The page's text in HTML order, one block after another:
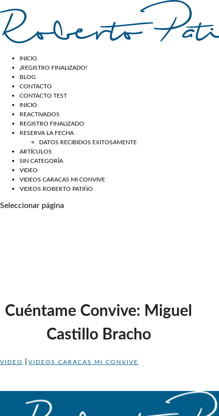
INICIO
¡REGISTRO FINALIZADO!
BLOG
CONTACTO
CONTACTO TEST
INICIO
REACTIVADOS
REGISTRO FINALIZADO
RESERVA LA FECHA
DATOS RECIBIDOS EXITOSAMENTE
ARTÍCULOS
SIN CATEGORÍA
VIDEO
VIDEOS CARACAS MI CONVIVE
VIDEOS ROBERTO PATIÑO
Seleccionar página
Cuéntame Convive: Miguel
Castillo Bracho
VIDEO VIDEOS CARACAS MI CONVIVE